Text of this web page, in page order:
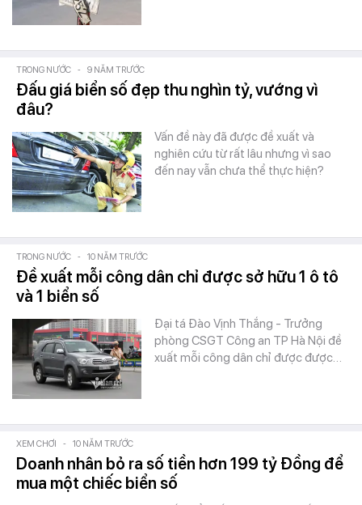
TRONG NƯỚC - 9 NĂM TRƯỚC
Đấu giá biển số đẹp thu nghìn tỷ, vướng vì
đâu?
Vấn đề này đã được đề xuất và
nghiên cứu từ rất lâu nhưng vì sao
đến nay vẫn chưa thể thực hiện?
TRONG NƯỚC - 10 NĂM TRƯỚC
Đề xuất mỗi công dân chỉ được sở hữu 1 ô tô
và 1 biển số
Đại tá Đào Vịnh Thắng - Trưởng
phòng CSGT Công an TP Hà Nội đề
xuất mỗi công dân chỉ được được…
XEM CHƠI - 10 NĂM TRƯỚC
Doanh nhân bỏ ra số tiền hơn 199 tỷ Đồng để
mua một chiếc biển số